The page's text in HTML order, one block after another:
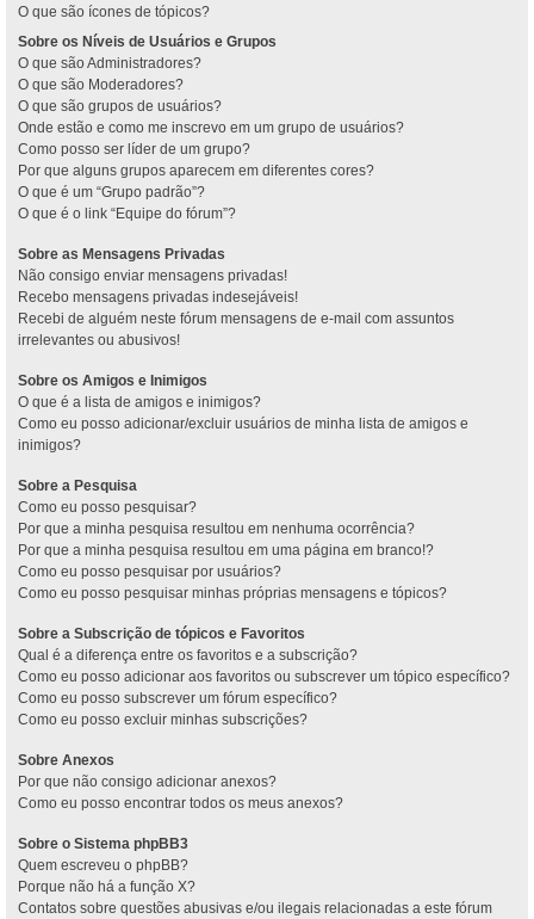
O que são ícones de tópicos?
Sobre os Níveis de Usuários e Grupos
O que são Administradores?
O que são Moderadores?
O que são grupos de usuários?
Onde estão e como me inscrevo em um grupo de usuários?
Como posso ser líder de um grupo?
Por que alguns grupos aparecem em diferentes cores?
O que é um “Grupo padrão”?
O que é o link “Equipe do fórum”?
Sobre as Mensagens Privadas
Não consigo enviar mensagens privadas!
Recebo mensagens privadas indesejáveis!
Recebi de alguém neste fórum mensagens de e-mail com assuntos
irrelevantes ou abusivos!
Sobre os Amigos e Inimigos
O que é a lista de amigos e inimigos?
Como eu posso adicionar/excluir usuários de minha lista de amigos e
inimigos?
Sobre a Pesquisa
Como eu posso pesquisar?
Por que a minha pesquisa resultou em nenhuma ocorrência?
Por que a minha pesquisa resultou em uma página em branco!?
Como eu posso pesquisar por usuários?
Como eu posso pesquisar minhas próprias mensagens e tópicos?
Sobre a Subscrição de tópicos e Favoritos
Qual é a diferença entre os favoritos e a subscrição?
Como eu posso adicionar aos favoritos ou subscrever um tópico específico?
Como eu posso subscrever um fórum específico?
Como eu posso excluir minhas subscrições?
Sobre Anexos
Por que não consigo adicionar anexos?
Como eu posso encontrar todos os meus anexos?
Sobre o Sistema phpBB3
Quem escreveu o phpBB?
Porque não há a função X?
Contatos sobre questões abusivas e/ou ilegais relacionadas a este fórum